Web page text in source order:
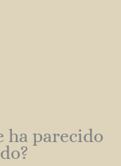
ha parecido